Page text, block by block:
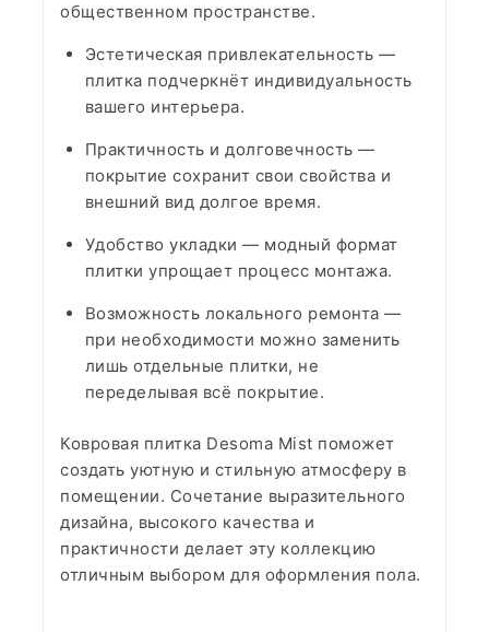
общественном пространстве.
Эстетическая привлекательность —
плитка подчеркнёт индивидуальность
вашего интерьера.
Практичность и долговечность —
покрытие сохранит свои свойства и
внешний вид долгое время.
Удобство укладки — модный формат
плитки упрощает процесс монтажа.
Возможность локального ремонта —
при необходимости можно заменить
лишь отдельные плитки, не
переделывая всё покрытие.
Ковровая плитка Desoma Mist поможет
создать уютную и стильную атмосферу в
помещении. Сочетание выразительного
дизайна, высокого качества и
практичности делает эту коллекцию
отличным выбором для оформления пола.